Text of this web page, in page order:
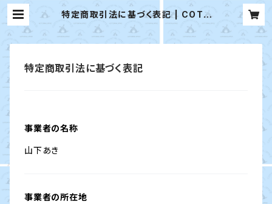
特定商取引法に基づく表記 | COTT
ONTAIL
特定商取引法に基づく表記
事業者の名称
山下あき
事業者の所在地